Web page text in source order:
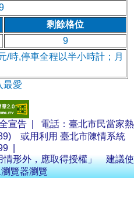
剩餘格位
9
/時,停車全程以半小時計；月
最愛
宣告 | 電話：臺北市民當家熱
或用利用 臺北市陳情系統
情形外，應取得授權」 建議使
覽器瀏覽